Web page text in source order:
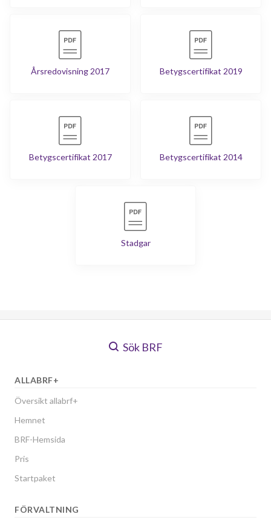
Årsredovisning 2017 Betygscertifikat 2019
Betygscertifikat 2017 Betygscertifikat 2014
Stadgar
Sök BRF
ALLABRF+
Översikt allabrf+
Hemnet
BRF-Hemsida
Pris
Startpaket
FÖRVALTNING